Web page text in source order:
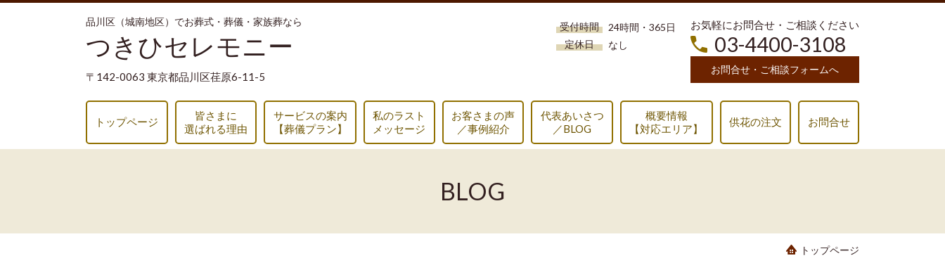
品川区（城南地区）でお葬式・葬儀・家族葬なら
つきひセレモニー
〒142-0063 東京都品川区荏原6-11-5
受付時間
24時間・365日
定休日
なし
お気軽にお問合せ・ご相談ください
03-4400-3108
お問合せ・ご相談フォームへ
トップページ
皆さまに
選ばれる理由
サービスの案内
【葬儀プラン】
私のラスト
メッセージ
お客さまの声
／事例紹介
代表あいさつ
／BLOG
概要情報
【対応エリア】
供花の注文 お問合せ
BLOG
トップページ